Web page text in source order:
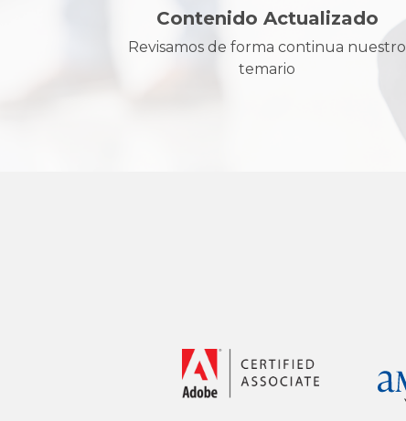
Contenido Actualizado
Revisamos de forma continua nuestro
temario